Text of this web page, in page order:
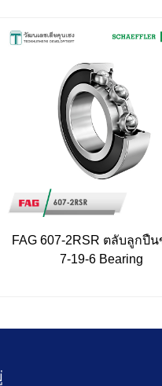
FAG 607-2RSR ตลับลูกปื
7-19-6 Bearing